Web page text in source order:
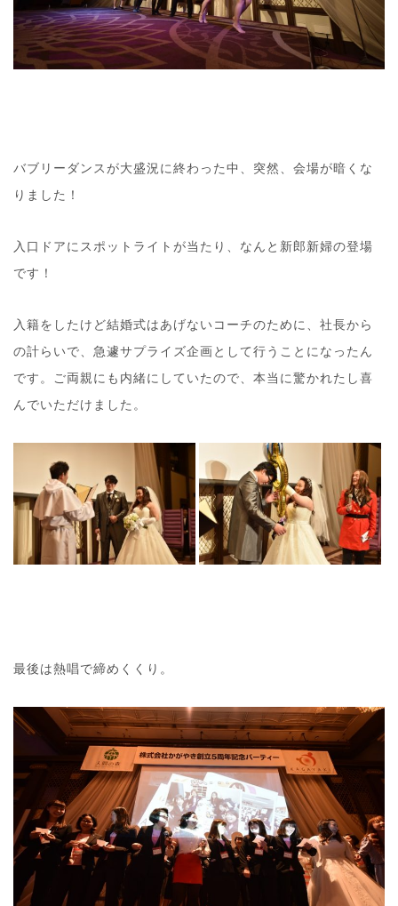
バブリーダンスが大盛況に終わった中、突然、会場が暗くな
りました！
入口ドアにスポットライトが当たり、なんと新郎新婦の登場
です！
入籍をしたけど結婚式はあげないコーチのために、社長から
の計らいで、急遽サプライズ企画として行うことになったん
です。ご両親にも内緒にしていたので、本当に驚かれたし喜
んでいただけました。
最後は熱唱で締めくくり。